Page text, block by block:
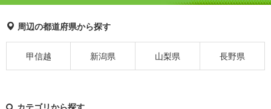
周辺の都道府県から探す
甲信越 新潟県 山梨県 長野県
カテゴリから探す